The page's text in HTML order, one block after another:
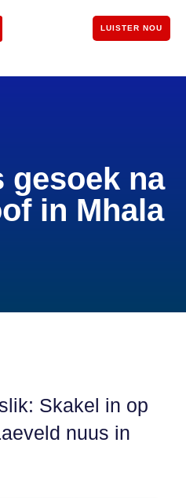
LUISTER NOU
gesoek na
in Mhala
Skakel in op
nuus in